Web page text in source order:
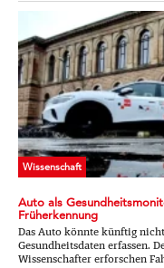
Wissenschaft
Auto als
Früherkennung
Das Auto könnte künftig
Gesundheitsdaten erfassen.
Wissenschafter erforschen